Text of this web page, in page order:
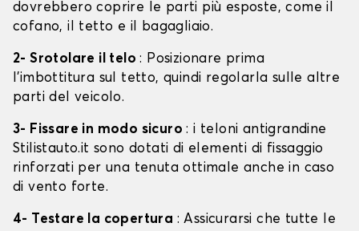
dovrebbero coprire le parti più esposte, come il
cofano, il tetto e il bagagliaio.
2- Srotolare il telo: Posizionare prima
l'imbottitura sul tetto, quindi regolarla sulle altre
parti del veicolo.
3- Fissare in modo sicuro: i teloni antigrandine
Stilistauto.it sono dotati di elementi di fissaggio
rinforzati per una tenuta ottimale anche in caso
di vento forte.
4- Testare la copertura : Assicurarsi che tutte le